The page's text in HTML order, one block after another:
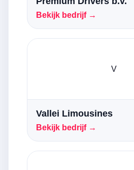
Bekijk bedrijf →
V
Vallei Limousines
Bekijk bedrijf →